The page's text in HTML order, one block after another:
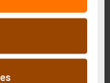
unserer Website
und
diese
Daten
haben oder die